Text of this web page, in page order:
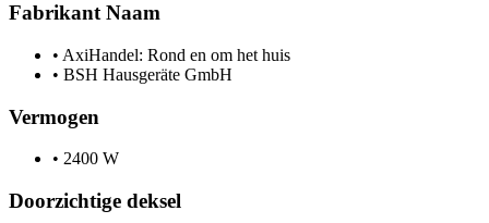
Fabrikant Naam
• AxiHandel: Rond en om het huis
• BSH Hausgeräte GmbH
Vermogen
• 2400 W
Doorzichtige deksel